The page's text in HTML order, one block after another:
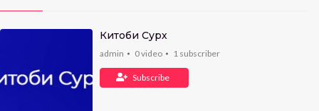
Китоби Сурх
admin 0video 1subscriber
Subscribe